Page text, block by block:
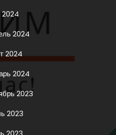
2024
2024
2024
2023
2023